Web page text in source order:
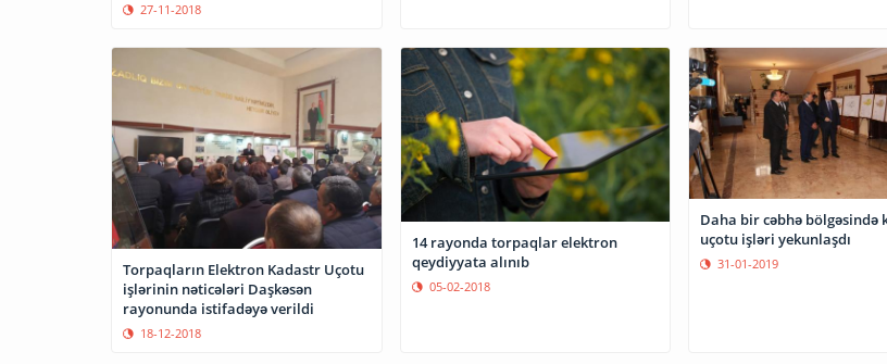
27-11-2018
Torpaqların Elektron Kadastr Uçotu
işlərinin nəticələri Daşkəsən
rayonunda istifadəyə verildi
18-12-2018
14 rayonda torpaqlar elektron
qeydiyyata alınıb
05-02-2018
Daha bir cəbhə bölgəsində
uçotu işləri yekunlaşdı
31-01-2019